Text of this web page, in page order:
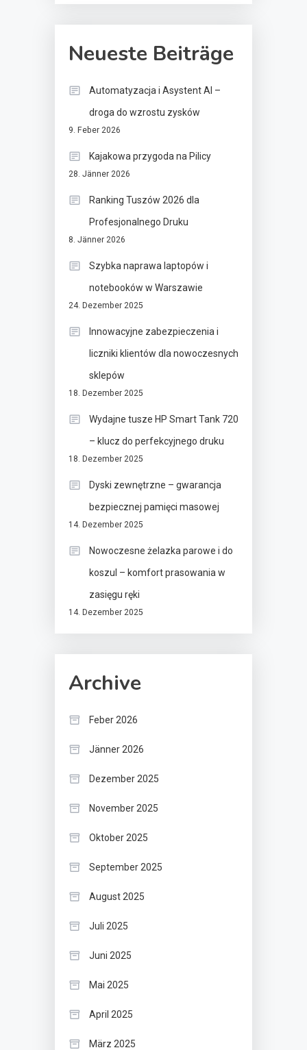
Neueste Beiträge
Automatyzacja i Asystent AI –
droga do wzrostu zysków
9. Feber 2026
Kajakowa przygoda na Pilicy
28. Jänner 2026
Ranking Tuszów 2026 dla
Profesjonalnego Druku
8. Jänner 2026
Szybka naprawa laptopów i
notebooków w Warszawie
24. Dezember 2025
Innowacyjne zabezpieczenia i
liczniki klientów dla nowoczesnych
sklepów
18. Dezember 2025
Wydajne tusze HP Smart Tank 720
– klucz do perfekcyjnego druku
18. Dezember 2025
Dyski zewnętrzne – gwarancja
bezpiecznej pamięci masowej
14. Dezember 2025
Nowoczesne żelazka parowe i do
koszul – komfort prasowania w
zasięgu ręki
14. Dezember 2025
Archive
Feber 2026
Jänner 2026
Dezember 2025
November 2025
Oktober 2025
September 2025
August 2025
Juli 2025
Juni 2025
Mai 2025
April 2025
März 2025